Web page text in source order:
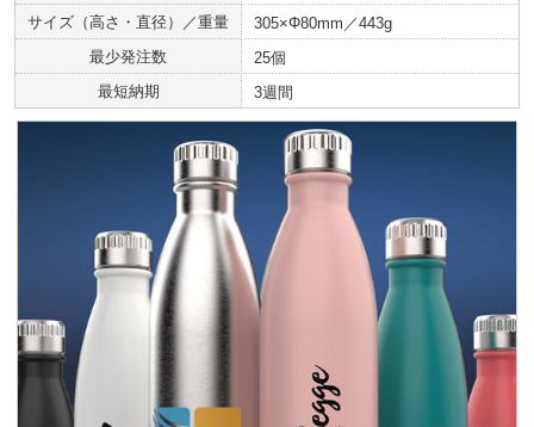
サイズ（高さ・直径）／重量
305×Φ80mm／443g
最少発注数
25個
最短納期
3週間